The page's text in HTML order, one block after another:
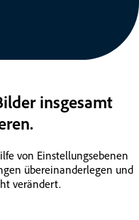
insgesamt
von Einstellungsebenen
übereinanderlegen und
verändert.